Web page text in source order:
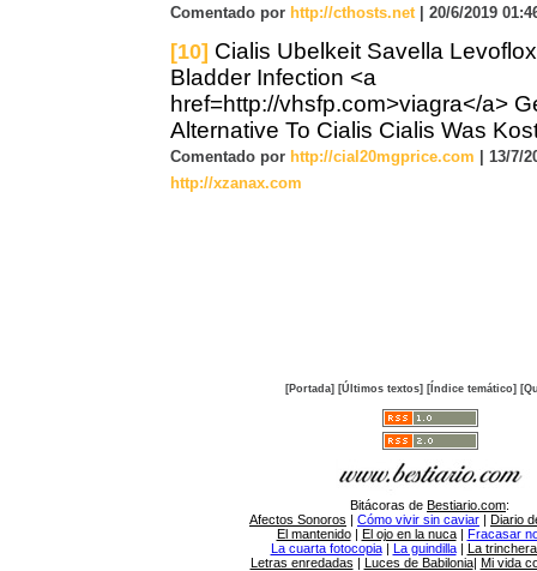
Comentado por http://cthosts.net| 20/6/2019
[10] Cialis Ubelkeit Savella
Bladder Infection <a
href=http://vhsfp.com>viagra</a>
Alternative To Cialis Cialis Was
Comentado por http://cial20mgprice.com | 13/7/
http://xzanax.com
[Portada] [Últimos textos] [Índice temático]
Bitácoras de Bestiario.com:
Afectos Sonoros | Cómo vivir sin caviar | Diario
El mantenido| El ojo en la nuca| Fracasar
La cuarta fotocopia| La guindilla| La
Letras enredadas | Luces de Babilonia| Mi vida